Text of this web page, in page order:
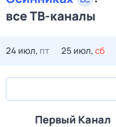
все ТВ-каналы
24 июл, пт 25 июл,сб
Первый Канал